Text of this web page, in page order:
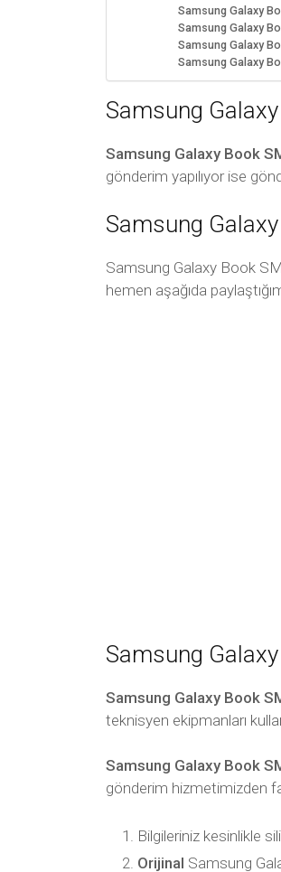
Samsung Galaxy
Samsung Galaxy
Samsung Galaxy
Samsung Galaxy
Samsung
Samsung Galaxy Book
gönderim yapılıyor ise
Samsung
Samsung Galaxy Book
hemen aşağıda
Samsung
Samsung Galaxy Book
teknisyen ekipmanları
Samsung Galaxy Book
gönderim hizmetimizden
Bilgileriniz kesinlikle
Orijinal Samsung